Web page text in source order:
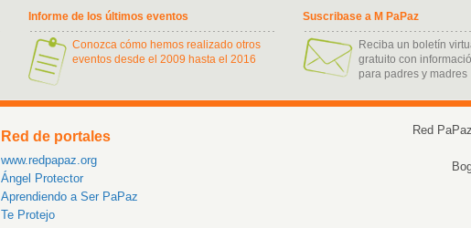
Informe de los últimos eventos
Conozca cómo hemos realizado otros
eventos desde el 2009 hasta el 2016
Suscribase a M PaPaz
Reciba un boletín
gratuito con
para padres y madres
Red de portales
www.redpapaz.org
Ángel Protector
Aprendiendo a Ser PaPaz
Te Protejo
Red